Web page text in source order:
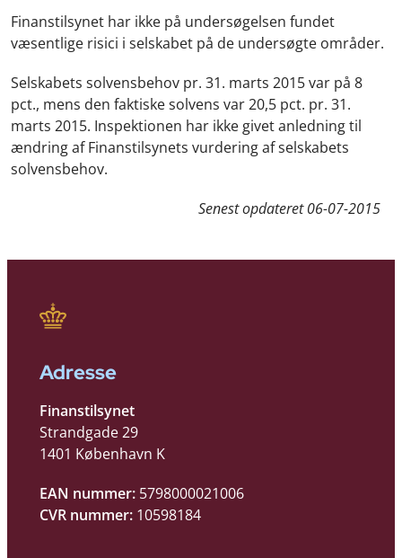
Finanstilsynet har ikke på undersøgelsen fundet
væsentlige risici i selskabet på de undersøgte områder.
Selskabets solvensbehov pr. 31. marts 2015 var på 8
pct., mens den faktiske solvens var 20,5 pct. pr. 31.
marts 2015. Inspektionen har ikke givet anledning til
ændring af Finanstilsynets vurdering af selskabets
solvensbehov.
Senest opdateret06-07-2015
Adresse
Finanstilsynet
Strandgade 29
1401 København K
EAN nummer: 5798000021006
CVR nummer: 10598184